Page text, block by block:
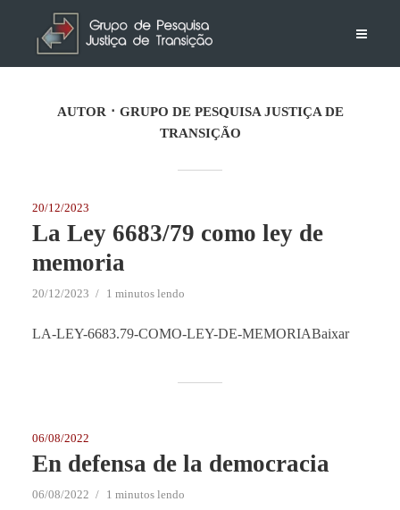
AUTOR
GRUPO DE PESQUISA JUSTIÇA DE
TRANSIÇÃO
20/12/2023
La Ley 6683/79 como ley de
memoria
20/12/2023 1 minutos lendo
LA-LEY-6683.79-COMO-LEY-DE-MEMORIABaixar
06/08/2022
En defensa de la democracia
06/08/2022 1 minutos lendo